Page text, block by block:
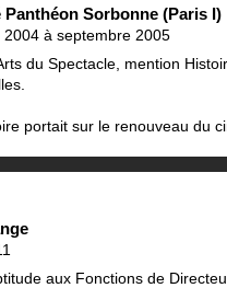
Sorbonne (Paris I)
2004 à septembre 2005
du Spectacle, mention
portait sur le renouveau du
aux Fonctions de